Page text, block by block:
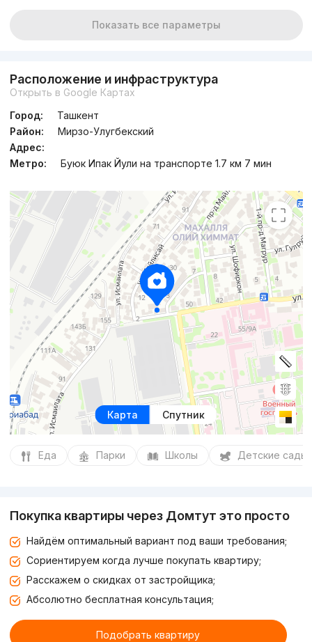
Показать все параметры
Расположение и инфраструктура
Открыть в Google Картах
Город:
Ташкент
Район:
Мирзо-Улугбекский
Адрес:
Метро:
Буюк Ипак Йули на транспорте 1.7 км 7 мин
Карта Спутник
Еда Парки Школы Детские сады
Покупка квартиры через Домтут это просто
Найдём оптимальный вариант под ваши требования;
Сориентируем когда лучше покупать квартиру;
Расскажем о скидках от застройщика;
Абсолютно бесплатная консультация;
Подобрать квартиру